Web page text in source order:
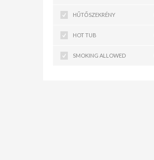
HŰTŐSZEKRÉNY
HOT TUB
SMOKING ALLOWED